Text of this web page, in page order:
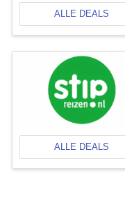
ALLE DEALS
ALLE DEALS